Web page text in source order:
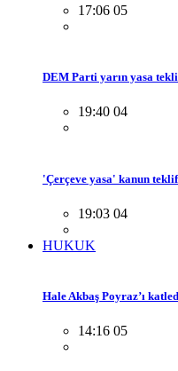
17:06 05
DEM Parti yarın yasa
19:40 04
'Çerçeve yasa' kanun
19:03 04
HUKUK
Hale Akbaş Poyraz’ı
14:16 05